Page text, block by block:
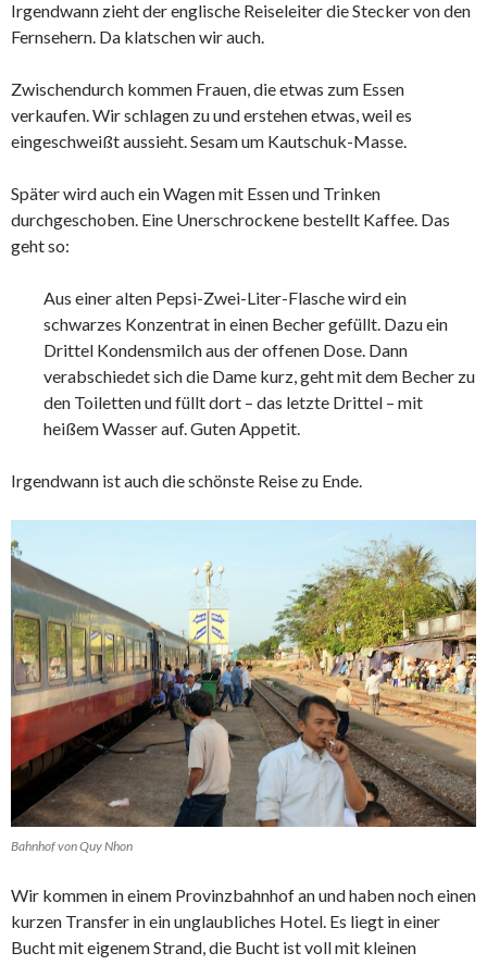
Irgendwann zieht der englische Reiseleiter die Stecker von den
Fernsehern. Da klatschen wir auch.
Zwischendurch kommen Frauen, die etwas zum Essen
verkaufen. Wir schlagen zu und erstehen etwas, weil es
eingeschweißt aussieht. Sesam um Kautschuk-Masse.
Später wird auch ein Wagen mit Essen und Trinken
durchgeschoben. Eine Unerschrockene bestellt Kaffee. Das
geht so:
Aus einer alten Pepsi-Zwei-Liter-Flasche wird ein
schwarzes Konzentrat in einen Becher gefüllt. Dazu ein
Drittel Kondensmilch aus der offenen Dose. Dann
verabschiedet sich die Dame kurz, geht mit dem Becher zu
den Toiletten und füllt dort – das letzte Drittel – mit
heißem Wasser auf. Guten Appetit.
Irgendwann ist auch die schönste Reise zu Ende.
Bahnhof von Quy Nhon
Wir kommen in einem Provinzbahnhof an und haben noch einen
kurzen Transfer in ein unglaubliches Hotel. Es liegt in einer
Bucht mit eigenem Strand, die Bucht ist voll mit kleinen